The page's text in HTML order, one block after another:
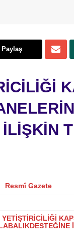
Resmî Gazete